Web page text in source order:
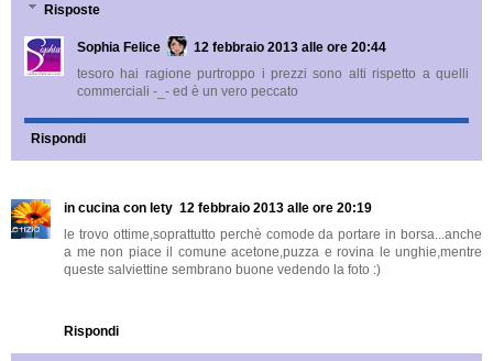
Risposte
Sophia Felice
12 febbraio 2013 alle ore 20:44
tesoro hai ragione purtroppo i prezzi sono alti rispetto a quelli
commerciali -_- ed è un vero peccato
Rispondi
in cucina con lety 12 febbraio 2013 alle ore 20:19
le trovo ottime,soprattutto perchè comode da portare in borsa...anche
a me non piace il comune acetone,puzza e rovina le unghie,mentre
queste salviettine sembrano buone vedendo la foto :)
Rispondi